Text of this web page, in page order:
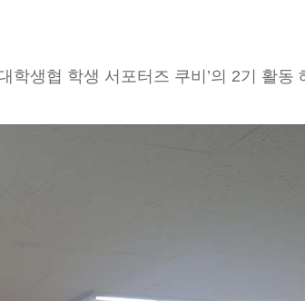
학생협 학생 서포터즈 쿠비’의 2기 활동